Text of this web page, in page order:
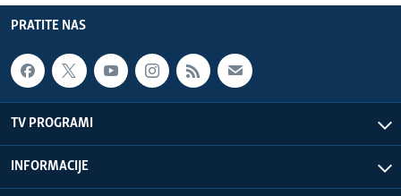
PRATITE NAS
TV PROGRAMI
INFORMACIJE